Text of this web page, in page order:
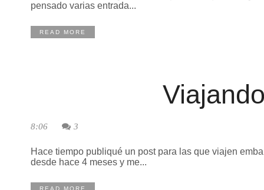
pensado varias entrada...
READ MORE
8:06 3
Hace tiempo publiqué un post para las que viajen
desde hace 4 meses y me...
READ MORE